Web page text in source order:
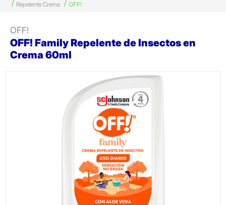
Repelente Crema
OFF!
OFF!
OFF! Family Repelente de Insectos en
Crema 60ml